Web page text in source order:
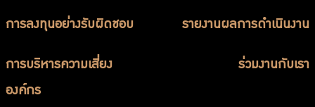
การลงทุนอย่างรับผิดชอบ รายงานผลการดำเนินงาน
การบริหารความเสี่ยง
องค์กร
ร่วมงานกับเรา